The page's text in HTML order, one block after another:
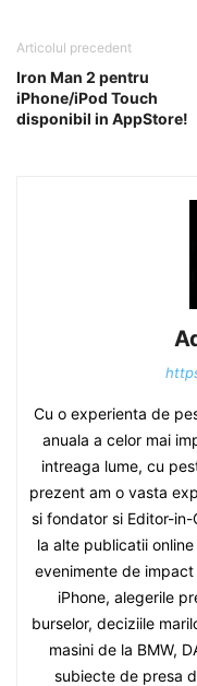
Articolul precedent
Iron Man 2 pentru
iPhone/iPod Touch
disponibil in AppStore!
Cu o experienta de
anuala a celor mai
intreaga lume, cu
prezent am o vasta
si fondator si Editor-
la alte publicatii
evenimente de
iPhone, alegerile
burselor, deciziile
masini de la BMW,
subiecte de presa